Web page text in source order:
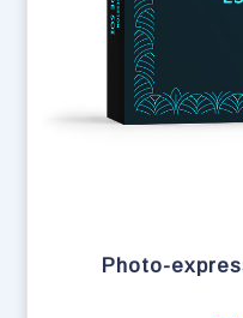
Photo-